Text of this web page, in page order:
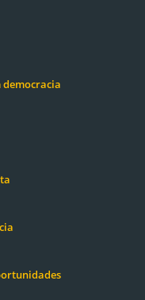
democracia